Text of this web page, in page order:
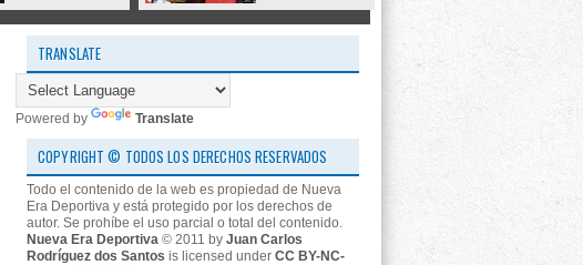
TRANSLATE
Powered by Translate
COPYRIGHT © TODOS LOS DERECHOS RESERVADOS
Todo el contenido de la web es propiedad de Nueva
Era Deportiva y está protegido por los derechos de
autor. Se prohíbe el uso parcial o total del contenido.
Nueva Era Deportiva © 2011 by Juan Carlos
Rodríguez dos Santos is licensed under CC BY-NC-